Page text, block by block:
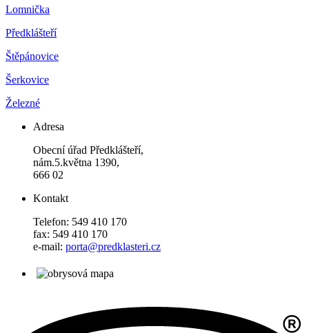
Lomnička
Předklášteří
Štěpánovice
Šerkovice
Železné
Adresa
Obecní úřad Předklášteří,
nám.5.května 1390,
666 02
Kontakt
Telefon: 549 410 170
fax: 549 410 170
e-mail: porta@predklasteri.cz